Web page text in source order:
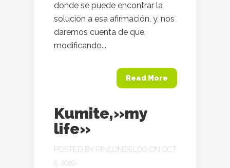
donde se puede encontrar la
solución a esa afirmación, y, nos
daremos cuenta de que,
modificando...
Read More
Kumite,»my
life»
POSTED BY RINCONDELDO ON OCT
5, 2020